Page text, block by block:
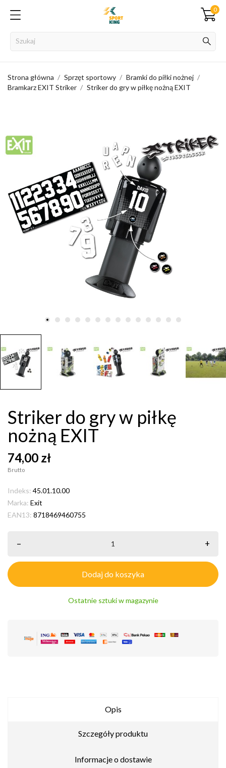
0
Strona główna Sprzęt sportowy
Bramki do piłki nożnej
Bramkarz EXIT Striker
Striker do gry w piłkę nożną EXIT
Striker do gry w piłkę
nożną EXIT
74,00 zł
Brutto
Indeks: 45.01.10.00
Marka: Exit
EAN13: 8718469460755
– +
Dodaj do koszyka
Ostatnie sztuki w magazynie
Opis
Szczegóły produktu
Informacje o dostawie